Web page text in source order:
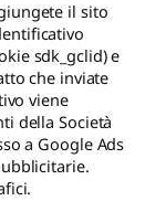
il sito
sdk_gclid) e
che inviate
viene
della Società
a Google Ads